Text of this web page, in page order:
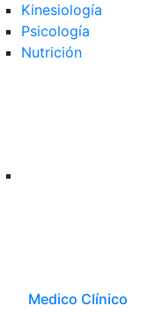
Kinesiología
Psicología
Nutrición
Medico Clínico